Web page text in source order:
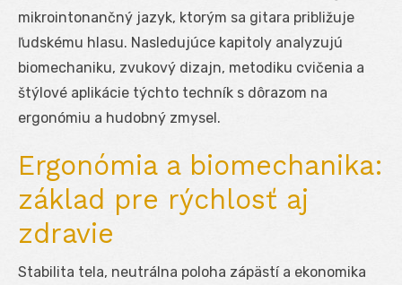
mikrointonančný jazyk, ktorým sa gitara približuje
ľudskému hlasu. Nasledujúce kapitoly analyzujú
biomechaniku, zvukový dizajn, metodiku cvičenia a
štýlové aplikácie týchto techník s dôrazom na
ergonómiu a hudobný zmysel.
Ergonómia a biomechanika:
základ pre rýchlosť aj
zdravie
Stabilita tela, neutrálna poloha zápästí a ekonomika